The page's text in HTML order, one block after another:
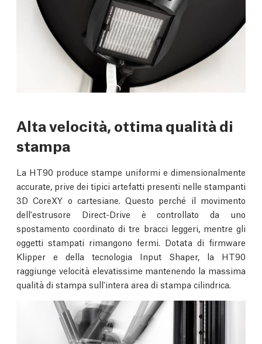
Alta velocità, ottima qualità di
stampa
La HT90 produce stampe uniformi e dimensionalmente
accurate, prive dei tipici artefatti presenti nelle stampanti
3D CoreXY o cartesiane. Questo perché il movimento
dell'estrusore Direct-Drive è controllato da uno
spostamento coordinato di tre bracci leggeri, mentre gli
oggetti stampati rimangono fermi. Dotata di firmware
Klipper e della tecnologia Input Shaper, la HT90
raggiunge velocità elevatissime mantenendo la massima
qualità di stampa sull'intera area di stampa cilindrica.